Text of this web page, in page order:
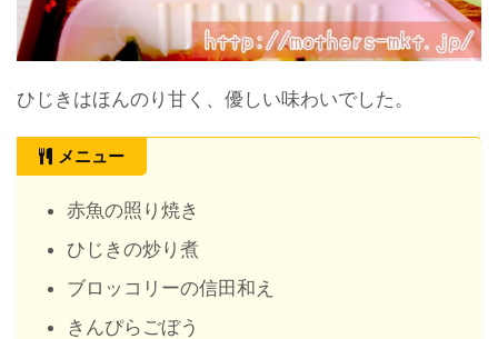
ひじきはほんのり甘く、優しい味わいでした。
メニュー
赤魚の照り焼き
ひじきの炒り煮
ブロッコリーの信田和え
きんぴらごぼう